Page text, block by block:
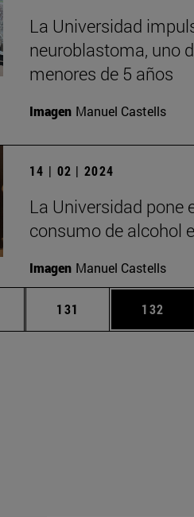
La Universidad
neuroblastoma, uno
menores de 5 años
Imagen Manuel Castells
14 | 02 | 2024
La Universidad pone
consumo de alcohol
Imagen Manuel Castells
Páginas intermedias Use TAB
Página
131 Página
132